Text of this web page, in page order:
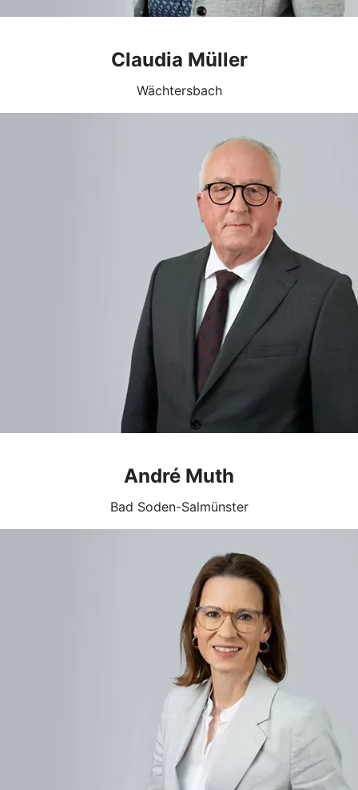
Claudia Müller
Wächtersbach
André Muth
Bad Soden-Salmünster